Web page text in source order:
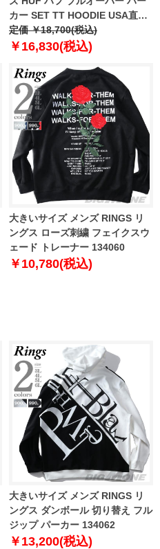
カー SET TT HOODIE USA直輸
入 pf00572
定価 ￥18,700(税込)
￥16,830(税込)
大きいサイズ メンズ RINGS リ
ングス ローズ刺繍 フェイクスウ
ェード トレーナー 134060
￥10,780(税込)
大きいサイズ メンズ RINGS リ
ングス ダンボール 切り替え フル
ジップ パーカー 134062
￥13,200(税込)